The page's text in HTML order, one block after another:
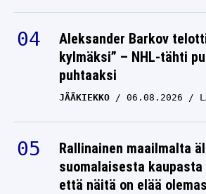
Aleksander Barkov
kylmäksi” – NHL-tähti
puhtaaksi
JÄÄKIEKKO 06.08.2026
Rallinainen maailmalta
suomalaisesta kaupasta
että näitä on elää